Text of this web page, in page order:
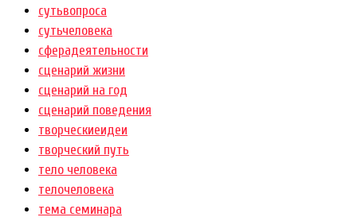
сутьвопроса
сутьчеловека
сферадеятельности
сценарий жизни
сценарий на год
сценарий поведения
творческиеидеи
творческий путь
тело человека
телочеловека
тема семинара